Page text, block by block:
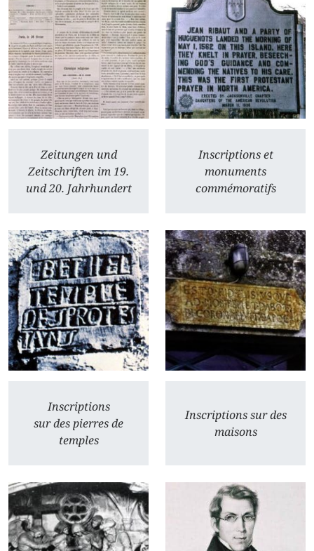
Zeitungen und
Zeitschriften im 19.
und 20. Jahrhundert
Inscriptions et
monuments
commémoratifs
Inscriptions
sur des pierres de
temples
Inscriptions sur des
maisons